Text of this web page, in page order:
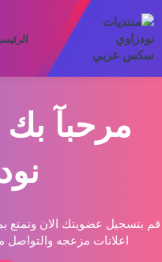
مرحبآ
قم بتسجيل عضويتك الان وتمتع
اعلانات مزعجه والتواصل